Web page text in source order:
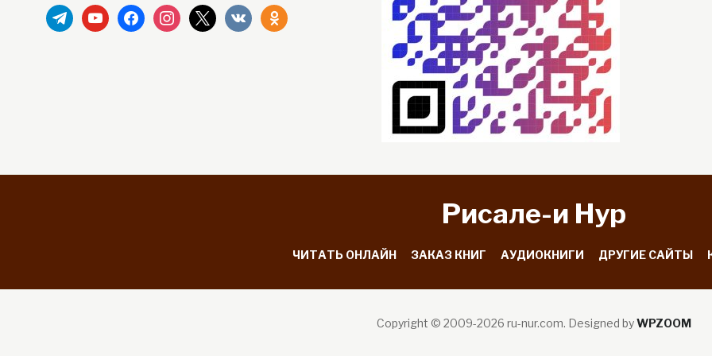
telegramyoutubefacebookinstagram
x vkontakteodnoklassniki
Рисале-и Hyp
ЧИТАТЬ ОНЛАЙН ЗАКАЗ КНИГ АУДИОКНИГИ ДРУГИЕ САЙТЫ
Copyright © 2009-2026 ru-nur.com. Designed byWPZOOM